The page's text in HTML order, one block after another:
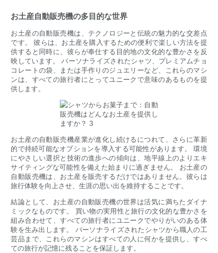
お土産自動販売機の多目的な世界
お土産の自動販売機は、テクノロジーと伝統の魅力的な交差点
です。 彼らは、お土産を購入するための便利で楽しい方法を提
供すると同時に、彼らが奉仕する目的地の文化的な豊かさを反
映しています。 パーソナライズされたシャツ、プレミアムチョ
コレートの袋、または手作りのジュエリーなど、これらのマシ
ンは、すべての旅行者にとってユニークで意味のあるものを提
供します。
お土産の自動販売機産業が進化し続けるにつれて、さらに革新
的で持続可能なオプションを導入する可能性があります。 環境
にやさしい選択と技術の進歩への傾向は、地平線上のよりエキ
サイティングな可能性を備えた始まりに過ぎません。 お土産の
自動販売機は、お土産を販売するだけではありません。彼らは
旅行体験を向上させ、生涯の思い出を維持することです。
結論として、お土産の自動販売機の世界は活気に満ちたダイナ
ミックなものです。 買い物の実用性と旅行の文化的な豊かさを
組み合わせて、すべての旅行者にユニークでやりがいのある体
験を生み出します。 パーソナライズされたシャツから職人の工
芸品まで、これらのマシンはすべての人に何かを提供し、すべ
ての旅行が記憶に残ることを保証します。